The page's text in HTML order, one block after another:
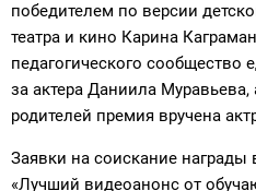
победителем по версии
театра и кино Карина
педагогического сообщество
за актера Даниила
родителей премия вручена
Заявки на соискание
«Лучший видеоанонс от